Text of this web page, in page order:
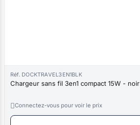
Réf. DOCKTRAVEL3EN1BLK
Chargeur sans fil 3en1 compact 15W - noir
Connectez-vous pour voir le prix